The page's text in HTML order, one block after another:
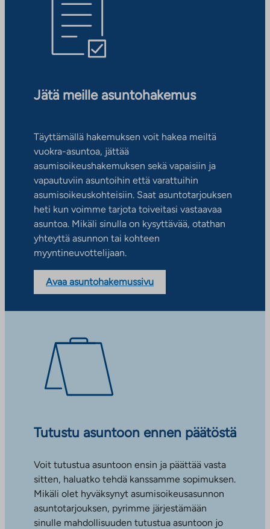
Jätä meille asuntohakemus
Täyttämällä hakemuksen voit hakea meiltä
vuokra-asuntoa, jättää
asumisoikeushakemuksen sekä vapaisiin ja
vapautuviin asuntoihin että varattuihin
asumisoikeuskohteisiin. Saat asuntotarjouksen
heti kun voimme tarjota toiveitasi vastaavaa
asuntoa. Mikäli sinulla on kysyttävää, otathan
yhteyttä asunnon tai kohteen
myyntineuvottelijaan.
Avaa asuntohakemussivu
Tutustu asuntoon ennen päätöstä
Voit tutustua asuntoon ensin ja päättää vasta
sitten, haluatko tehdä kanssamme sopimuksen.
Mikäli olet hyväksynyt asumisoikeusasunnon
asuntotarjouksen, pyrimme järjestämään
sinulle mahdollisuuden tutustua asuntoon jo